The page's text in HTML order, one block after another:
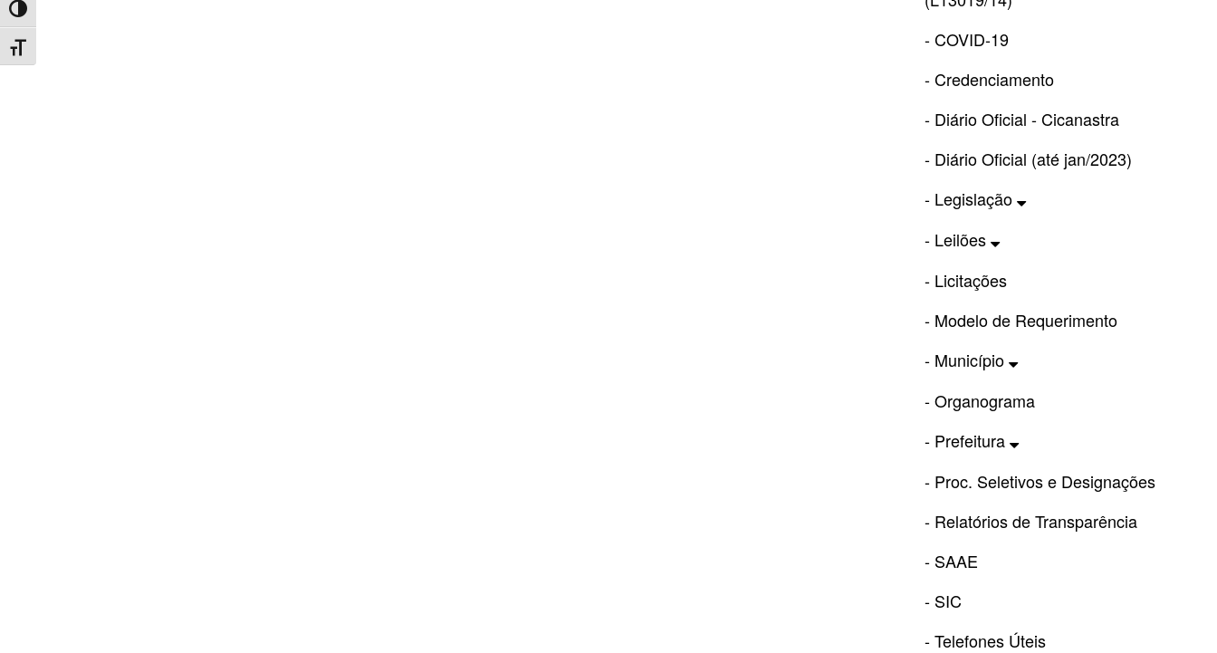
Toggle High Contrast
Toggle Font size
- COVID-19
- Credenciamento
- Diário Oficial - Cicanastra
- Diário Oficial (até jan/2023)
- Legislação
- Leilões
- Licitações
- Modelo de Requerimento
- Município
- Organograma
- Prefeitura
- Proc. Seletivos e Designações
- Relatórios de Transparência
- SAAE
- SIC
- Telefones Úteis